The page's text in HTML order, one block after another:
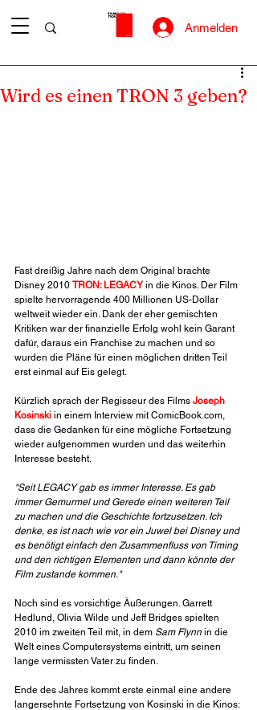
Anmelden
Wird es einen TRON 3 geben?
Fast dreißig Jahre nach dem Original brachte
Disney 2010 TRON: LEGACY in die Kinos. Der Film
spielte hervorragende 400 Millionen US-Dollar
weltweit wieder ein. Dank der eher gemischten
Kritiken war der finanzielle Erfolg wohl kein Garant
dafür, daraus ein Franchise zu machen und so
wurden die Pläne für einen möglichen dritten Teil
erst einmal auf Eis gelegt.
Kürzlich sprach der Regisseur des Films Joseph
Kosinski in einem Interview mit ComicBook.com,
dass die Gedanken für eine mögliche Fortsetzung
wieder aufgenommen wurden und das weiterhin
Interesse besteht.
"Seit LEGACY gab es immer Interesse. Es gab
immer Gemurmel und Gerede einen weiteren Teil
zu machen und die Geschichte fortzusetzen. Ich
denke, es ist nach wie vor ein Juwel bei Disney und
es benötigt einfach den Zusammenfluss von Timing
und den richtigen Elementen und dann könnte der
Film zustande kommen."
Noch sind es vorsichtige Äußerungen. Garrett
Hedlund, Olivia Wilde und Jeff Bridges spielten
2010 im zweiten Teil mit, in dem Sam Flynn in die
Welt eines Computersystems eintritt, um seinen
lange vermissten Vater zu finden.
Ende des Jahres kommt erste einmal eine andere
langersehnte Fortsetzung von Kosinski in die Kinos: